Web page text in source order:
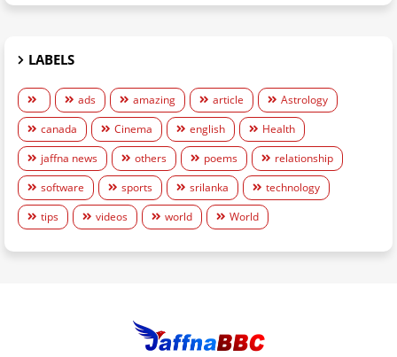
LABELS
ads amazing article
Astrology
canada
Cinema english
Health
jaffna news
others poems
relationship
software
sports srilanka
technology
tips
videos world World